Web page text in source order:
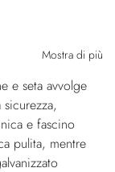
Mostra di più
e seta avvolge
e fascino
pulita, mentre